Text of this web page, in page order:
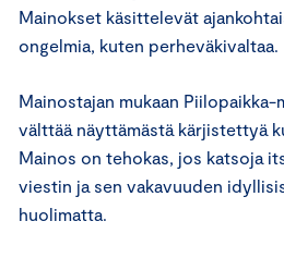
Mainokset käsittelevät
ongelmia, kuten perheväkivaltaa.
Mainostajan mukaan
välttää näyttämästä kärjistettyä
Mainos on tehokas, jos katsoja
viestin ja sen vakavuuden
huolimatta.